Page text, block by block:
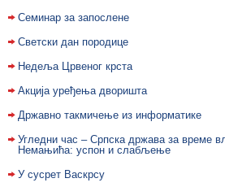
Семинар за запослене
Светски дан породице
Недељa Црвеног крста
Акција уређења дворишта
Државно такмичење из информатике
Угледни час – Српска држава за време
Немањића: успон и слабљење
У сусрет Васкрсу